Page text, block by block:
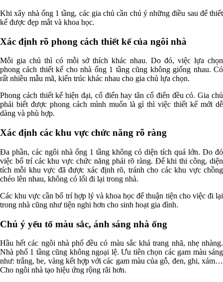
Khi xây nhà ống 1 tầng, các gia chủ cần chú ý những điều sau để thiết
kế được đẹp mắt và khoa học.
Xác định rõ phong cách thiết kế của ngôi nhà
Mỗi gia chủ thì có mỗi sở thích khác nhau. Do đó, việc lựa chọn
phong cách thiết kế cho nhà ống 1 tầng cũng không giống nhau. Có
rất nhiều mẫu mã, kiến trúc khác nhau cho gia chủ lựa chọn.
Phong cách thiết kế hiện đại, cổ điển hay tân cổ điển đều có. Gia chủ
phải biết được phong cách mình muốn là gì thì việc thiết kế mới dễ
dàng và phù hợp.
Xác định các khu vực chức năng rõ ràng
Đa phần, các ngôi nhà ống 1 tầng không có diện tích quá lớn. Do đó
việc bố trí các khu vực chức năng phải rõ ràng. Để khi thi công, diện
tích mỗi khu vực đã được xác định rõ, tránh cho các khu vực chồng
chéo lên nhau, không có lối đi lại trong nhà.
Các khu vực cần bố trí hợp lý và khoa học để thuận tiện cho việc đi lại
trong nhà cũng như tiện nghi hơn cho sinh hoạt gia đình.
Chú ý yếu tố màu sắc, ánh sáng nhà ống
Hầu hết các ngôi nhà phố đều có màu sắc khá trang nhã, nhẹ nhàng.
Nhà phố 1 tầng cũng không ngoại lệ. Ưu tiên chọn các gam màu sáng
như: trắng, be, vàng kết hợp với các gam màu của gỗ, đen, ghi, xám…
Cho ngôi nhà tạo hiệu ứng rộng rãi hơn.